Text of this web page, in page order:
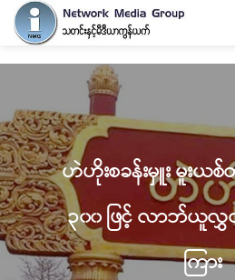
ဟဲဟိုးစခန်းမှူး မူးယ
၃၀၀ ဖြင့် လာဘ်ယူလွှ
ကြား